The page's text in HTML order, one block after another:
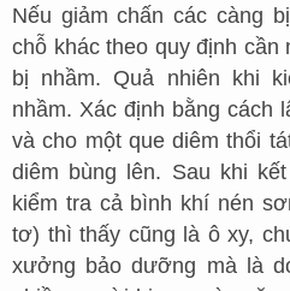
Nếu giảm chấn các càng
chỗ khác theo quy định
bị nhầm. Quả nhiên khi
nhầm. Xác định bằng cách
và cho một que diêm thổi
diêm bùng lên. Sau khi
kiểm tra cả bình khí nén
tơ) thì thấy cũng là ô xy,
xưởng bảo dưỡng mà là